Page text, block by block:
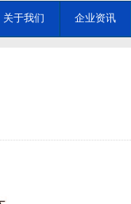
关于我们 企业资讯